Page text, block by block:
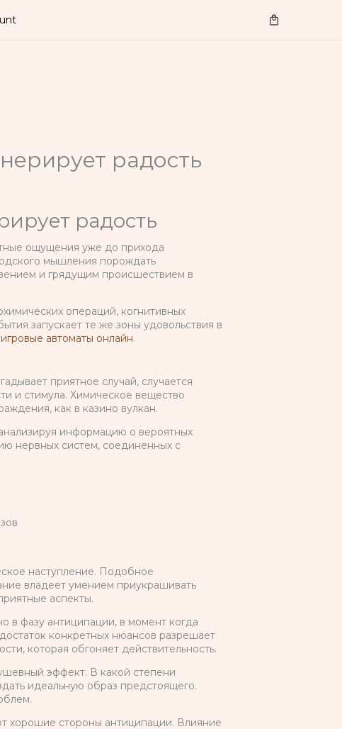
Cart
радость
радость
ощущения уже до прихода
мышления порождать
и грядущим происшествием в
операций, когнитивных
запускает те же зоны удовольствия в
игровые автоматы онлайн.
приятное случай, случается
и стимула. Химическое вещество
как в казино вулкан.
информацию о вероятных
нервных систем, соединенных с
наступление. Подобное
владеет умением приукрашивать
аспекты.
в фазу антиципации, в момент когда
конкретных нюансов разрешает
которая обгоняет действительность.
эффект. В какой степени
идеальную образ предстоящего.
хорошие стороны антиципации. Влияние